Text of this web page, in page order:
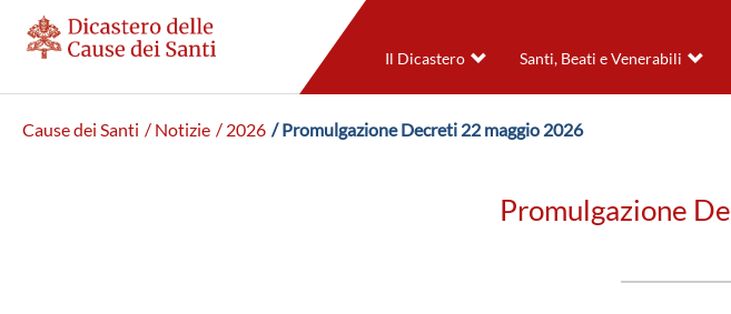
Il Dicastero Santi, Beati e Venerabili
Cause dei Santi / Notizie / 2026 / Promulgazione Decreti 22 maggio 2026
Promulgazione